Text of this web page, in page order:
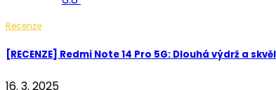
Recenze
[RECENZE] Redmi Note 14 Pro 5G: Dlouhá výdrž a
16. 3. 2025